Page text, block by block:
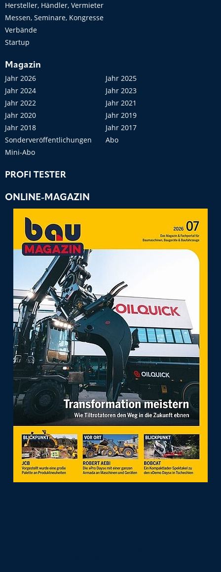
Hersteller, Händler, Vermieter
Messen, Seminare, Kongresse
Verbände
Startup
Magazin
Jahr 2026
Jahr 2025
Jahr 2024
Jahr 2023
Jahr 2022
Jahr 2021
Jahr 2020
Jahr 2019
Jahr 2018
Jahr 2017
Sonderveröffentlichungen
Abo
Mini-Abo
PROFI TESTER
ONLINE-MAGAZIN